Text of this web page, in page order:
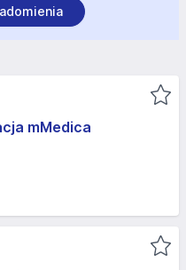
mMedica